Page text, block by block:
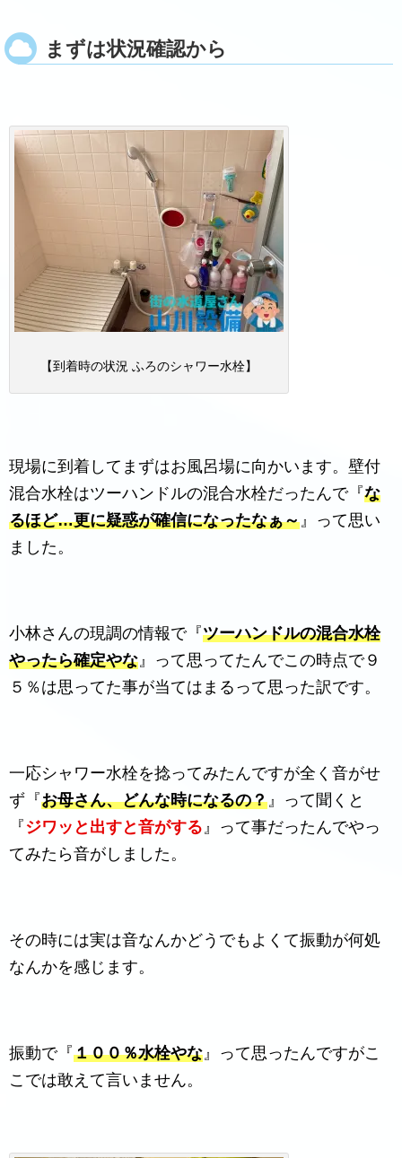
まずは状況確認から
【到着時の状況 ふろのシャワー水栓】
現場に到着してまずはお風呂場に向かいます。壁付
混合水栓はツーハンドルの混合水栓だったんで『な
るほど…更に疑惑が確信になったなぁ～ 』って思い
ました。
小林さんの現調の情報で『ツーハンドルの混合水栓
やったら確定やな 』って思ってたんでこの時点で９
５％は思ってた事が当てはまるって思った訳です。
一応シャワー水栓を捻ってみたんですが全く音がせ
ず『お母さん、どんな時になるの？ 』って聞くと
『 ジワッと出すと音がする 』って事だったんでやっ
てみたら音がしました。
その時には実は音なんかどうでもよくて振動が何処
なんかを感じます。
振動で『１００％水栓やな 』って思ったんですがこ
こでは敢えて言いません。